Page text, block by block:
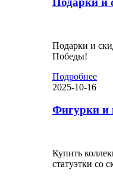
Подарки и
Победы!
Подробнее
2025-10-16
Фигурки и
Купить
статуэтки со